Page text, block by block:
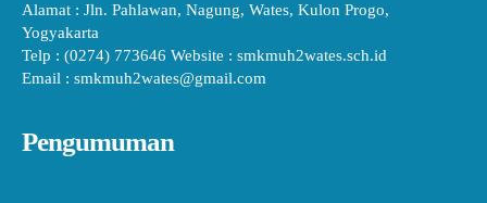
Alamat : Jln. Pahlawan, Nagung, Wates, Kulon Progo,
Yogyakarta
Telp : (0274) 773646 Website : smkmuh2wates.sch.id
Email : smkmuh2wates@gmail.com
Pengumuman